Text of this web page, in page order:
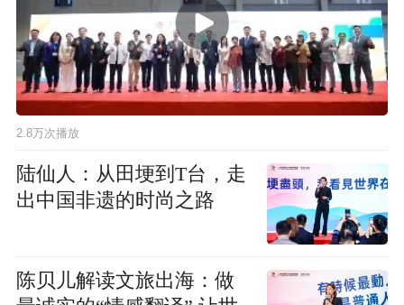
2.8万次播放
陆仙人：从田埂到T台，走
出中国非遗的时尚之路
陈贝儿解读文旅出海：做